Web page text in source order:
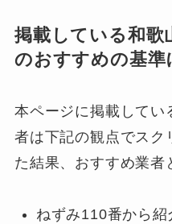
掲載している和歌
のおすすめの基準
本ページに掲載してい
者は下記の観点でスク
た結果、おすすめ業者
ねずみ110番から